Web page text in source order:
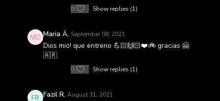
0 Show replies (1)
Maria Á. September 08, 2021
Dios mio! que entreno 💪🏻🙌🏻❤️🚲 gracias 🤗
🇦🇷
0 Show replies (1)
Fazil R. August 31, 2021